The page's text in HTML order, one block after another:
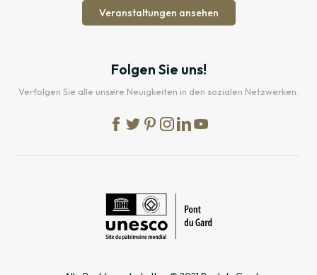
Veranstaltungen ansehen
Folgen Sie uns!
Verfolgen Sie alle unsere Neuigkeiten in den sozialen Netzwerken.